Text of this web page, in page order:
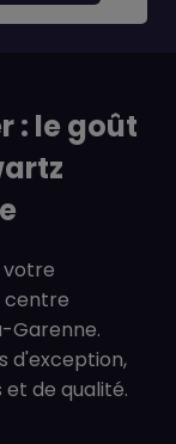
: le goût
votre
centre
Garenne.
d'exception,
de qualité.